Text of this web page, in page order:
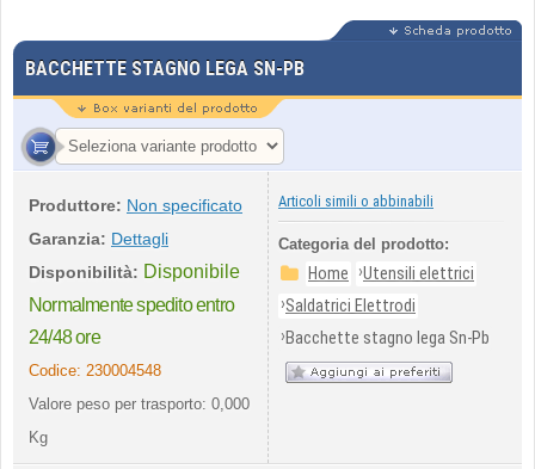
BACCHETTE STAGNO LEGA SN-PB
Produttore: Non specificato
Garanzia: Dettagli
Disponibilità: Disponibile
Normalmente spedito entro
24/48 ore
Codice: 230004548
Valore peso per trasporto: 0,000
Kg
Articoli simili o abbinabili
Categoria del prodotto:
Home ›Utensili elettrici
›Saldatrici Elettrodi
›Bacchette stagno lega Sn-Pb